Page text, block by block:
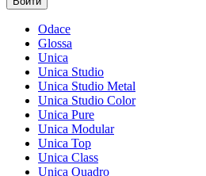
Odace
Glossa
Unica
Unica Studio
Unica Studio Metal
Unica Studio Color
Unica Pure
Unica Modular
Unica Top
Unica Class
Unica Quadro